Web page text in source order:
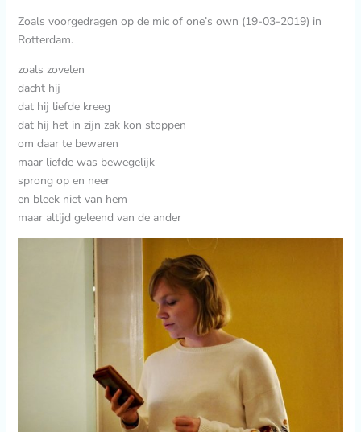
Zoals voorgedragen op de mic of one’s own (19-03-2019) in
Rotterdam.
zoals zovelen
dacht hij
dat hij liefde kreeg
dat hij het in zijn zak kon stoppen
om daar te bewaren
maar liefde was bewegelijk
sprong op en neer
en bleek niet van hem
maar altijd geleend van de ander